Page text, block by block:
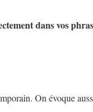
dans vos
On évoque